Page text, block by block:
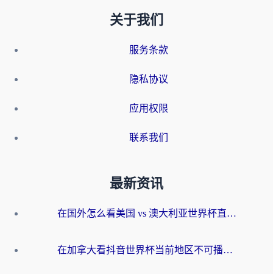
关于我们
服务条款
隐私协议
应用权限
联系我们
最新资讯
在国外怎么看美国 vs 澳大利亚世界杯直播？海外党必藏的中文解说观赛指南
在加拿大看抖音世界杯当前地区不可播放？海外党体育观赛终极指南